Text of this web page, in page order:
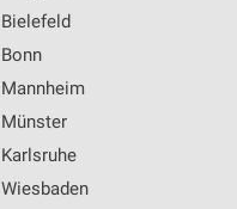
Bielefeld
Bonn
Mannheim
Münster
Karlsruhe
Wiesbaden